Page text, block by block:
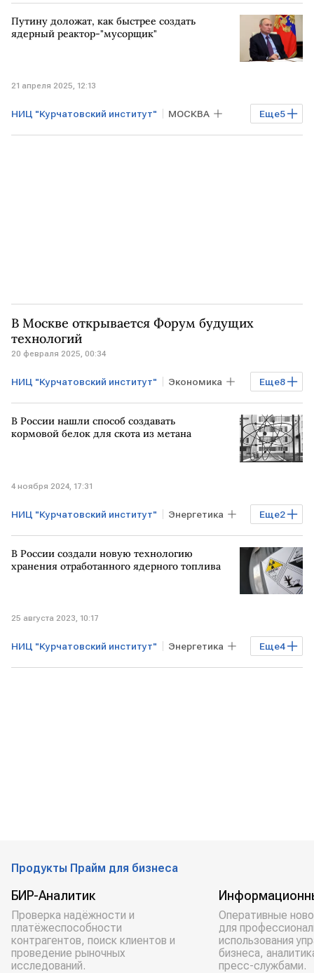
РОССИЯ Общество РФ
Счетная палата Минобрнауки
Путину доложат, как быстрее создать
ядерный реактор-"мусорщик"
21 апреля 2025, 12:13
Еще5
НИЦ "Курчатовский институт" МОСКВА
РФ Владимир Путин
В Москве открывается Форум будущих
технологий
20 февраля 2025, 00:34
Еще8
НИЦ "Курчатовский институт" Экономика
Промышленность РОССИЯ
МОСКВА РФ Московская область
Минпромторг
В России нашли способ создавать
кормовой белок для скота из метана
4 ноября 2024, 17:31
Еще2
НИЦ "Курчатовский институт" Энергетика
метан Газ
В России создали новую технологию
хранения отработанного ядерного топлива
25 августа 2023, 10:17
Еще4
НИЦ "Курчатовский институт" Энергетика
Технологии РОССИЯ
Продукты Прайм для бизнеса
БИР-Аналитик
Проверка надёжности и
платёжеспособности
контрагентов, поиск клиентов и
проведение рыночных
исследований.
Оперативные
для
использования
бизнеса,
пресс-службами.